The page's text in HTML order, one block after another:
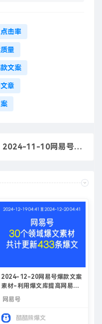
击率
量
文案
章
2024-11-10网易号爆款文案素材-如何利用爆文库素材提升网易号文案质量
2024-12-20网易号爆款文案
素材-利用爆文库提高网易号
收益
网易号
酷酷熊爆文